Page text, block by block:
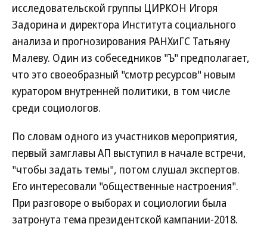
исследовательской группы ЦИРКОН Игоря
Задорина и директора Института социального
анализа и прогнозирования РАНХиГС Татьяну
Малеву. Один из собеседников "Ъ" предполагает,
что это своеобразный "смотр ресурсов" новым
куратором внутренней политики, в том числе
среди социологов.
По словам одного из участников мероприятия,
первый замглавы АП выступил в начале встречи,
"чтобы задать темы", потом слушал экспертов.
Его интересовали "общественные настроения".
При разговоре о выборах и социологии была
затронута тема президентской кампании-2018.